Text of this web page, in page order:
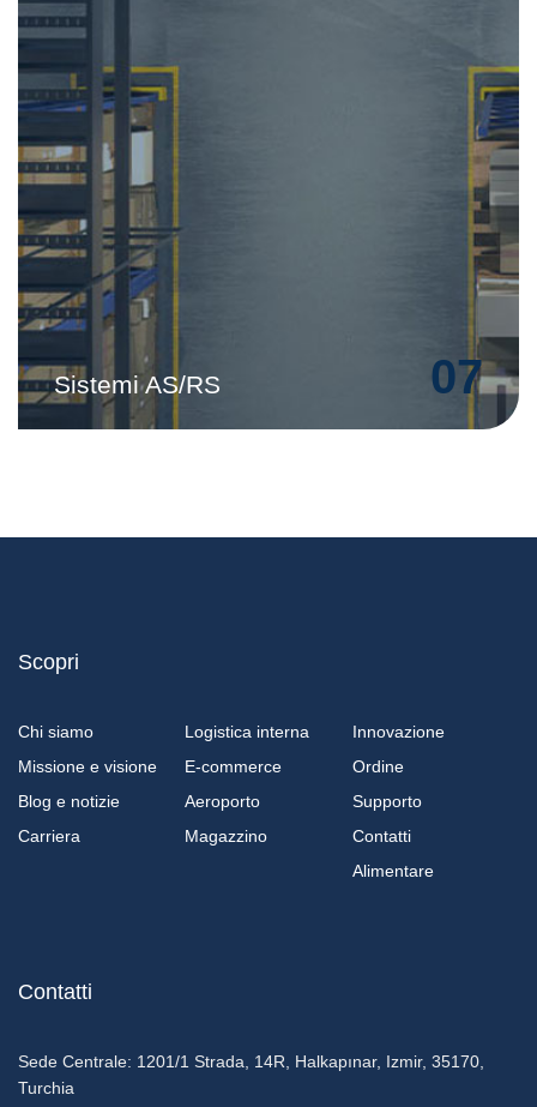
Sistemi AS/RS 07
Scopri
Chi siamo Logistica interna
Innovazione
Missione e visione
E-commerce
Ordine
Blog e notizie
Aeroporto
Supporto
Carriera
Magazzino
Contatti
Alimentare
Contatti
Sede Centrale: 1201/1 Strada, 14R, Halkapınar, Izmir, 35170,
Turchia